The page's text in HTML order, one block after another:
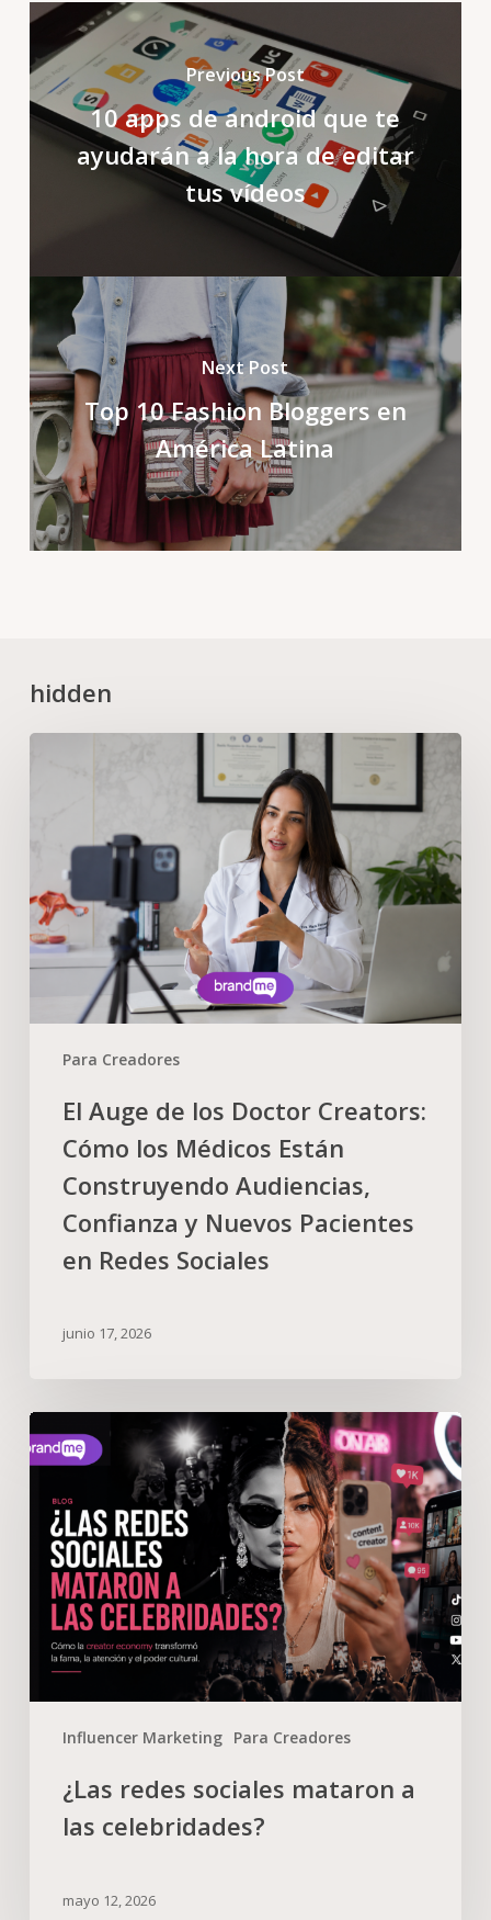
Previous Post
10 apps de android que te
ayudarán a la hora de editar
tus vídeos
Next Post
Top 10 Fashion Bloggers en
América Latina
hidden
Para Creadores
El Auge de los Doctor Creators:
Cómo los Médicos Están
Construyendo Audiencias,
Confianza y Nuevos Pacientes
en Redes Sociales
junio 17, 2026
Influencer Marketing Para Creadores
¿Las redes sociales mataron a
las celebridades?
mayo 12, 2026